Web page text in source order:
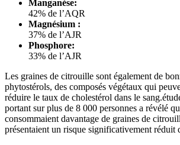
Manganèse:
42% de l’AQR
Magnésium :
37% de l’AJR
Phosphore:
33% de l’AJR
Les graines de citrouille sont également de
phytostérols, des composés végétaux qui
réduire le taux de cholestérol dans le
portant sur plus de 8 000 personnes a révélé
consommaient davantage de graines de
présentaient un risque significativement réduit